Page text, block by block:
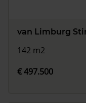
van Limburg
142 m2
€ 497.500